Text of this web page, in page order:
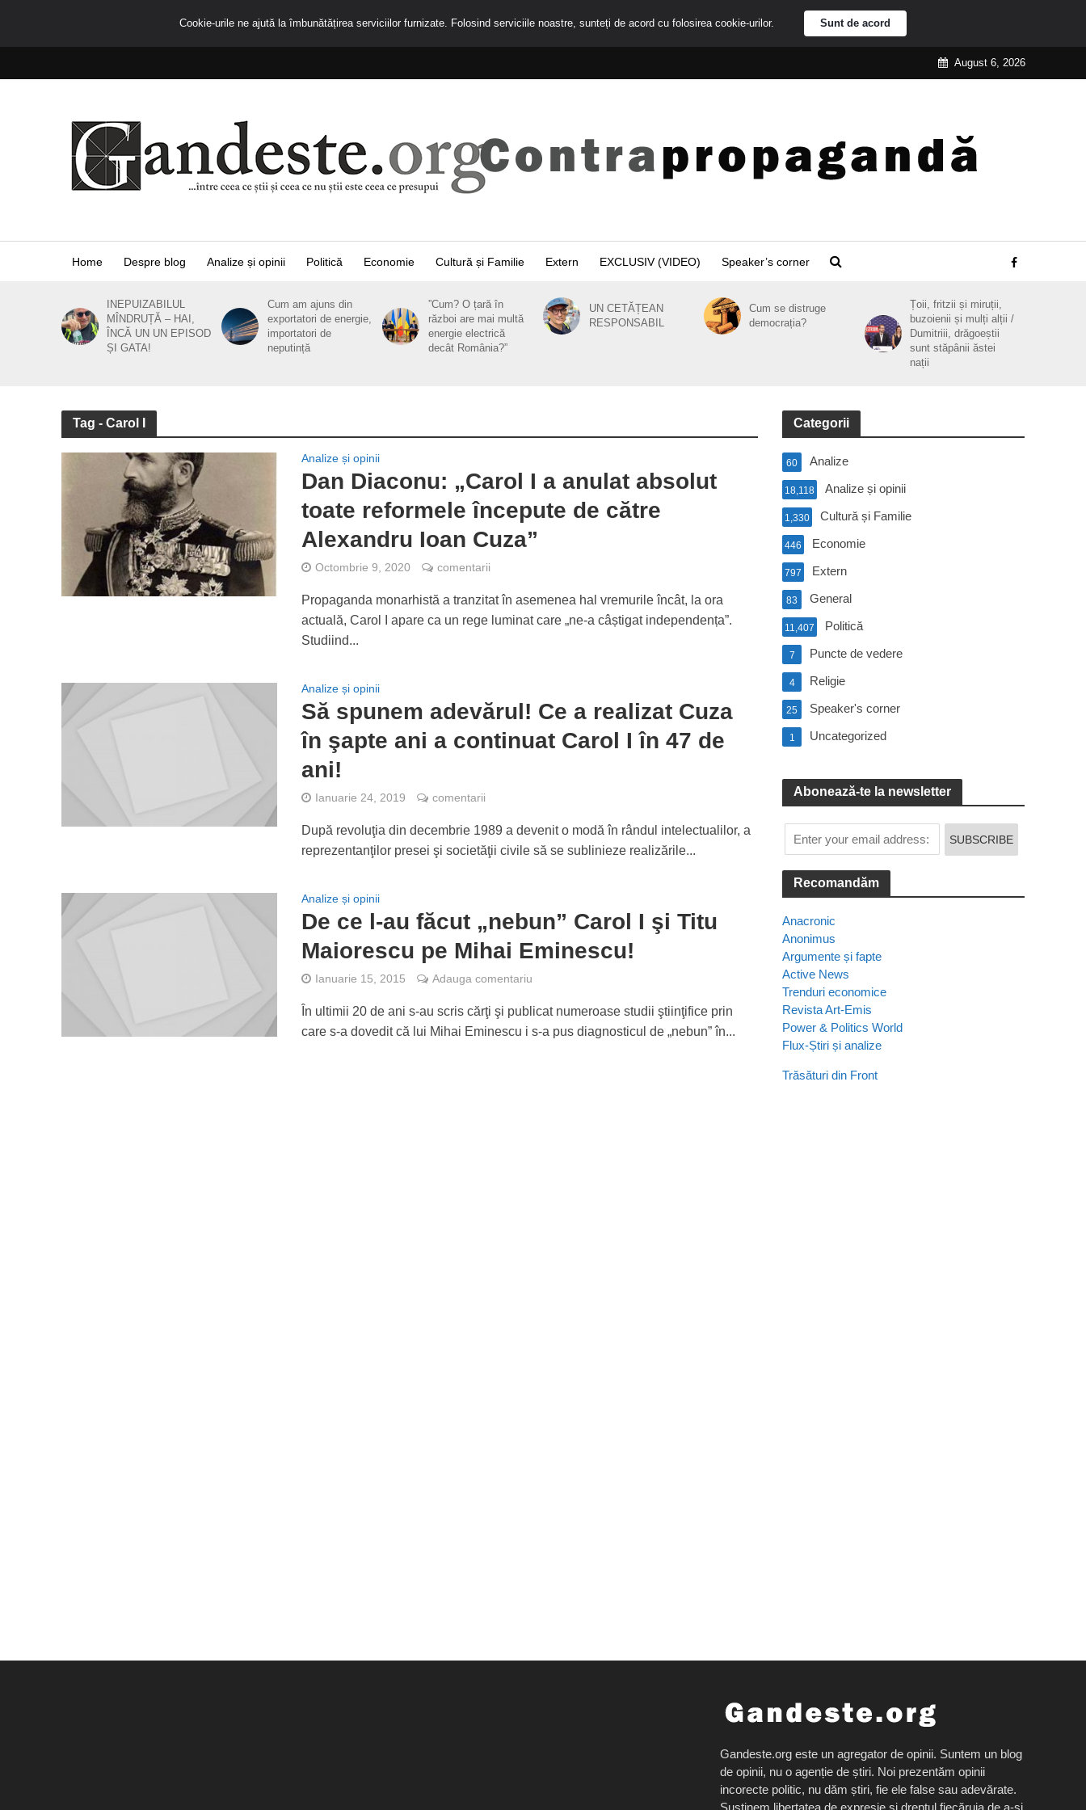
August 6, 2026
Home Despre blog Analize și opinii Politică Economie Cultură și Familie Extern EXCLUSIV (VIDEO) Speaker’s corner
INEPUIZABILUL
MÎNDRUȚĂ – HAI,
ÎNCĂ UN UN EPISOD
ȘI GATA!
Cum am ajuns din
exportatori de energie,
importatori de
neputință
”Cum? O țară în
război are mai multă
energie electrică
decât România?”
UN CETĂȚEAN
RESPONSABIL
Cum se distruge
democrația?
Țoii, fritzii și miruții,
buzoienii și mulți alții /
Dumitriii, drăgoeștii
sunt stăpânii ăstei
nații
Tag - Carol I
Analize și opinii
Dan Diaconu: „Carol I a anulat absolut
toate reformele începute de către
Alexandru Ioan Cuza”
Octombrie 9, 2020 comentarii
Propaganda monarhistă a tranzitat în asemenea hal vremurile încât, la ora
actuală, Carol I apare ca un rege luminat care „ne-a câștigat independența”.
Studiind...
Analize și opinii
Să spunem adevărul! Ce a realizat Cuza
în şapte ani a continuat Carol I în 47 de
ani!
Ianuarie 24, 2019 comentarii
După revoluţia din decembrie 1989 a devenit o modă în rândul intelectualilor, a
reprezentanţilor presei şi societăţii civile să se sublinieze realizările...
Analize și opinii
De ce l-au făcut „nebun” Carol I şi Titu
Maiorescu pe Mihai Eminescu!
Ianuarie 15, 2015 Adauga comentariu
În ultimii 20 de ani s-au scris cărţi şi publicat numeroase studii ştiinţifice prin
care s-a dovedit că lui Mihai Eminescu i s-a pus diagnosticul de „nebun” în...
Categorii
Analize
60
Analize și opinii
18,118
Cultură și Familie
1,330
Economie
446
Extern
797
General
83
Politică
11,407
Puncte de vedere
7
Religie
4
Speaker's corner
25
Uncategorized
1
Abonează-te la newsletter
Recomandăm
Anacronic
Anonimus
Argumente și fapte
Active News
Trenduri economice
Revista Art-Emis
Power & Politics World
Flux-Știri și analize
Trăsături din Front
Cookie-urile ne ajută la îmbunătățirea serviciilor furnizate. Folosind serviciile noastre, sunteți de acord cu folosirea cookie-urilor. Sunt de acord
Gandeste.org este un agregator de opinii. Suntem un blog
de opinii, nu o agenție de știri. Noi prezentăm opinii
incorecte politic, nu dăm știri, fie ele false sau adevărate.
Susținem libertatea de expresie și dreptul fiecăruia de a-și